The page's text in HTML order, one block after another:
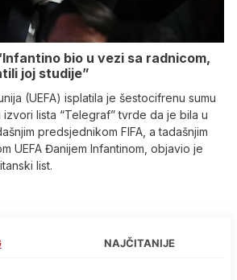
bio u vezi sa radnicom,
joj studije”
(UEFA) isplatila je šestocifrenu sumu
lista “Telegraf” tvrde da je bila u
predsjednikom FIFA, a tadašnjim
UEFA Đanijem Infantinom, objavio je
list.
NAJČITANIJE